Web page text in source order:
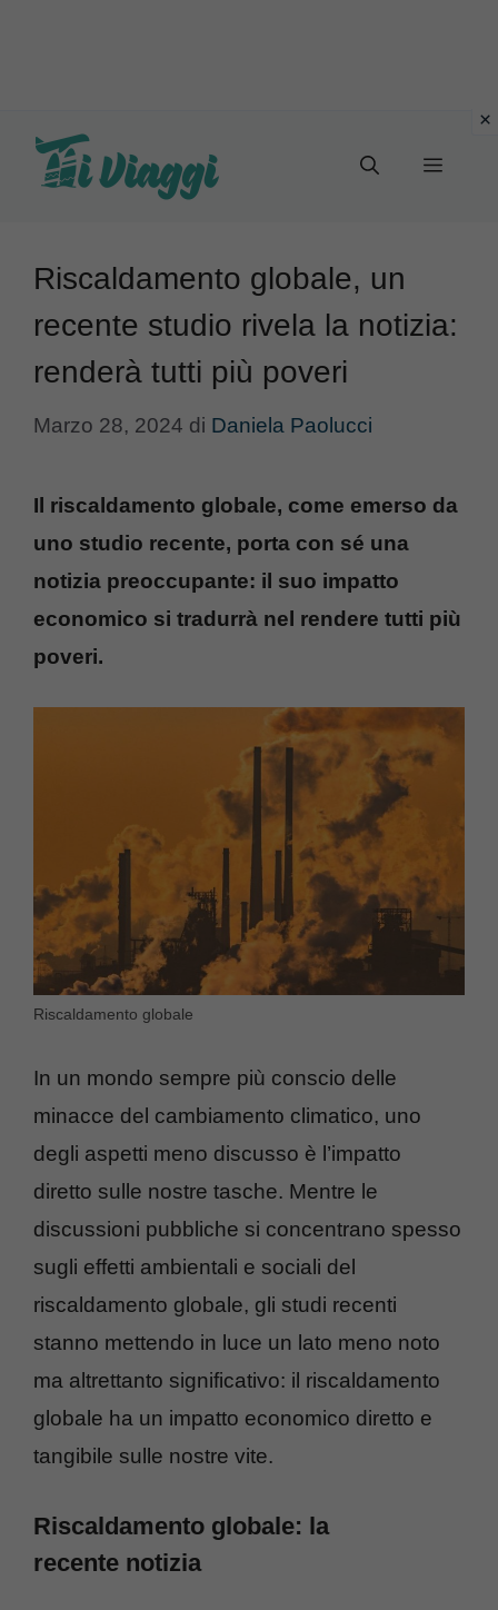
Menu
Riscaldamento globale, un
recente studio rivela la notizia:
renderà tutti più poveri
Marzo 28, 2024 di Daniela Paolucci
Il riscaldamento globale, come emerso da
uno studio recente, porta con sé una
notizia preoccupante: il suo impatto
economico si tradurrà nel rendere tutti più
poveri.
Riscaldamento globale
In un mondo sempre più conscio delle
minacce del cambiamento climatico, uno
degli aspetti meno discusso è l’impatto
diretto sulle nostre tasche. Mentre le
discussioni pubbliche si concentrano spesso
sugli effetti ambientali e sociali del
riscaldamento globale, gli studi recenti
stanno mettendo in luce un lato meno noto
ma altrettanto significativo: il riscaldamento
globale ha un impatto economico diretto e
tangibile sulle nostre vite.
Riscaldamento globale: la
recente notizia